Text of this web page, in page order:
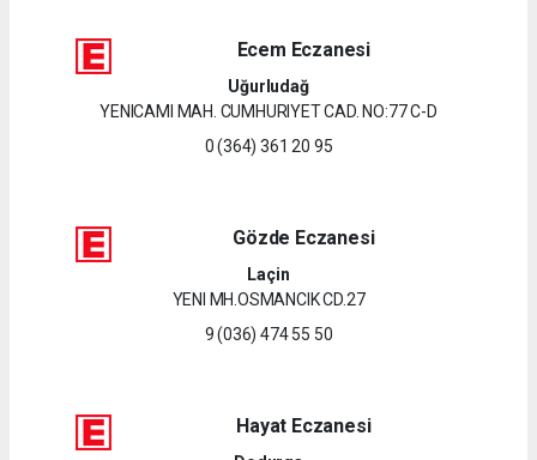
Ecem Eczanesi
Uğurludağ
YENICAMI MAH. CUMHURIYET CAD. NO:77 C-D
0 (364) 361 20 95
Gözde Eczanesi
Laçin
YENI MH.OSMANCIK CD.27
9 (036) 474 55 50
Hayat Eczanesi